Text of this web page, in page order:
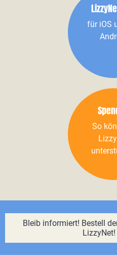
für iOS
So
Bleib informiert! Bestell
LizzyNet!